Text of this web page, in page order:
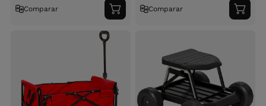
Comparar
Adicionar
ao
Comparar
ao